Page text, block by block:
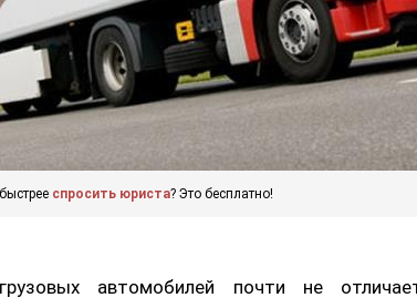
спросить юриста? Это бесплатно!
автомобилей почти не